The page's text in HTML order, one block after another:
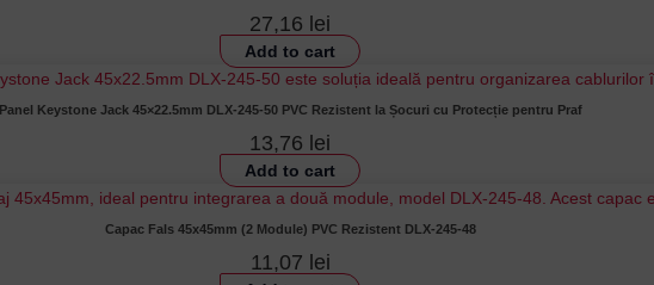
27,16 lei
Add to cart
Panel Keystone Jack 45×22.5mm DLX-245-50 PVC Rezistent la Șocuri cu Protecție pentru Praf
13,76 lei
Add to cart
Capac Fals 45x45mm (2 Module) PVC Rezistent DLX-245-48
11,07 lei